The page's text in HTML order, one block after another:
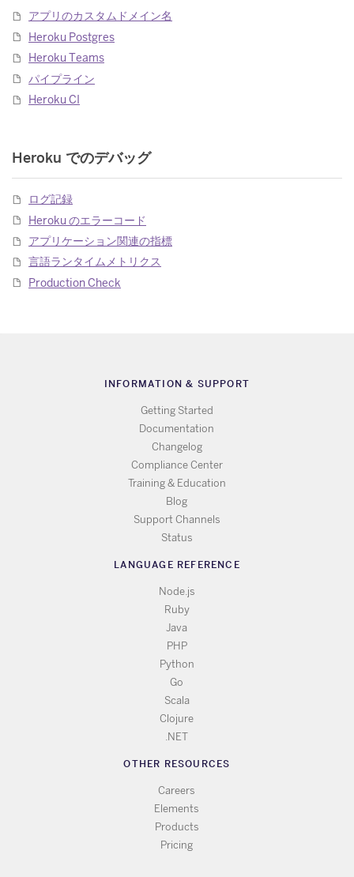
アプリのカスタムドメイン名
Heroku Postgres
Heroku Teams
パイプライン
Heroku CI
Heroku でのデバッグ
ログ記録
Heroku のエラーコード
アプリケーション関連の指標
言語ランタイムメトリクス
Production Check
INFORMATION & SUPPORT
Getting Started
Documentation
Changelog
Compliance Center
Training & Education
Blog
Support Channels
Status
LANGUAGE REFERENCE
Node.js
Ruby
Java
PHP
Python
Go
Scala
Clojure
.NET
OTHER RESOURCES
Careers
Elements
Products
Pricing